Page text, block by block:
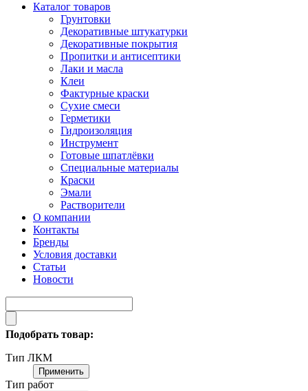
Каталог товаров
Грунтовки
Декоративные штукатурки
Декоративные покрытия
Пропитки и антисептики
Лаки и масла
Клеи
Фактурные краски
Сухие смеси
Герметики
Гидроизоляция
Инструмент
Готовые шпатлёвки
Специальные материалы
Краски
Эмали
Растворители
О компании
Контакты
Бренды
Условия доставки
Статьи
Новости
Подобрать товар:
Тип ЛКМ
Применить
Тип работ